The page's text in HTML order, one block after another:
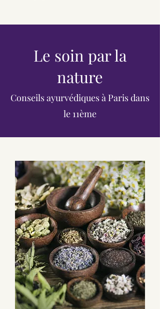
Le soin par la
nature
Conseils ayurvédiques à Paris dans
le 11ème